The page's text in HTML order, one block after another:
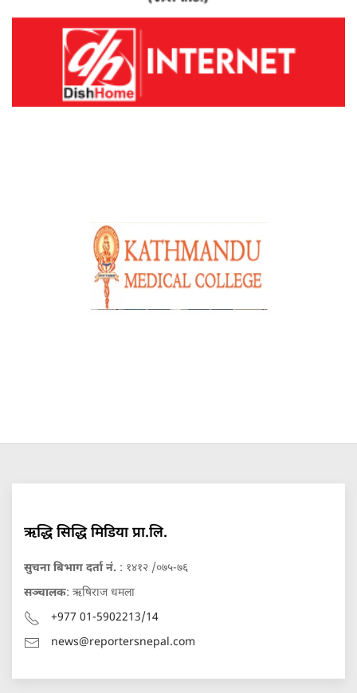
ऋद्धि सिद्धि मिडिया प्रा.लि.
सुचना बिभाग दर्ता नं. : १४१२ /०७५-७६
सञ्चालक: ऋषिराज धमला
+977 01-5902213/14
news@reportersnepal.com